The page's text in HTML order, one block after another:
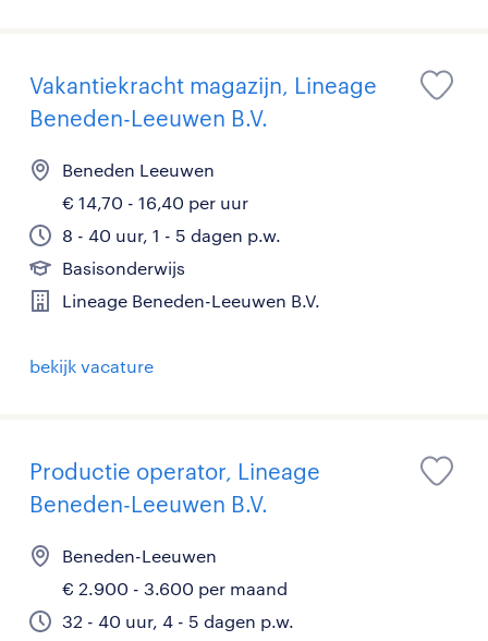
Vakantiekracht magazijn, Lineage
Beneden-Leeuwen B.V.
Beneden Leeuwen
€ 14,70 - 16,40 per uur
8 - 40 uur, 1 - 5 dagen p.w.
Basisonderwijs
Lineage Beneden-Leeuwen B.V.
bekijk vacature
Productie operator, Lineage
Beneden-Leeuwen B.V.
Beneden-Leeuwen
€ 2.900 - 3.600 per maand
32 - 40 uur, 4 - 5 dagen p.w.